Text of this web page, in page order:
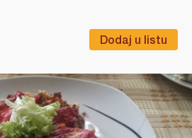
Dodaj u listu